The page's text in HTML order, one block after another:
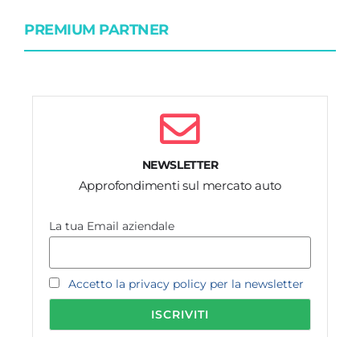
PREMIUM PARTNER
NEWSLETTER
Approfondimenti sul mercato auto
La tua Email aziendale
Accetto la privacy policy per la newsletter